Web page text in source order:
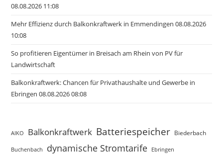
08.08.2026 11:08
Mehr Effizienz durch Balkonkraftwerk in Emmendingen 08.08.2026
10:08
So profitieren Eigentümer in Breisach am Rhein von PV für
Landwirtschaft
Balkonkraftwerk: Chancen für Privathaushalte und Gewerbe in
Ebringen 08.08.2026 08:08
AIKO Balkonkraftwerk Batteriespeicher Biederbach
Buchenbach dynamische Stromtarife Ebringen